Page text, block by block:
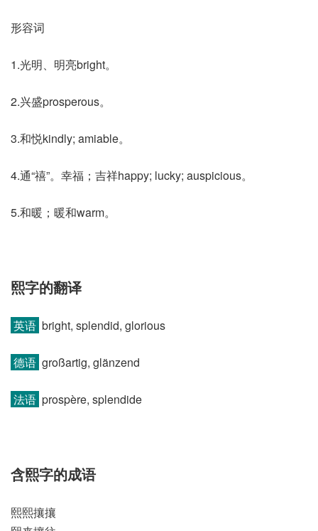
形容词
1.光明、明亮bright。
2.兴盛prosperous。
3.和悦kindly; amiable。
4.通“禧”。幸福；吉祥happy; lucky; auspicious。
5.和暖；暖和warm。
熙字的翻译
英语 bright, splendid, glorious
德语 großartig, glänzend
法语 prospère, splendide
含熙字的成语
熙熙攘攘